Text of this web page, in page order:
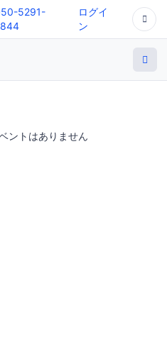
5291-
ログイ
ン
ントはありません